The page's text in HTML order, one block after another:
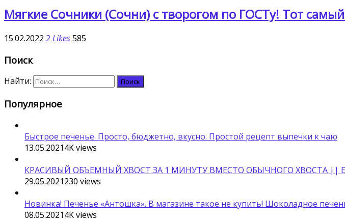
Мягкие Сочники (Сочни) с творогом по ГОСТу! Тот
15.02.2022 2 Likes585
Поиск
Найти:
Популярное
Быстрое печенье. Просто, бюджетно, вкусно. Простой рецепт выпечки к чаю
13.05.20214Kviews
КРАСИВЫЙ ОБЪЕМНЫЙ ХВОСТ ЗА 1 МИНУТУ ВМЕСТО ОБЫЧНОГО ХВОСТА ||
29.05.2021230 views
Новинка! Печенье «Антошка». В магазине такое не купить! Шоколадное
08.05.20214Kviews